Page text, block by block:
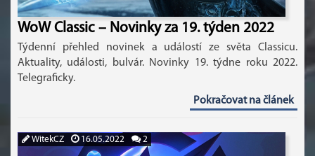
WoW Classic – Novinky za 19. týden 2022
Týdenní přehled novinek a událostí ze světa Classicu.
Aktuality, události, bulvár. Novinky 19. týdne roku 2022.
Telegraficky.
Pokračovat na článek
WitekCZ 16.05.2022 2